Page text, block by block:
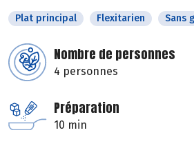
Plat principal Flexitarien Sans
Nombre de personnes
4 personnes
Préparation
10 min